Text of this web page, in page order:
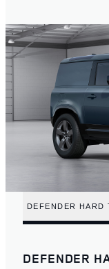
DEFENDER HARD
DEFENDER